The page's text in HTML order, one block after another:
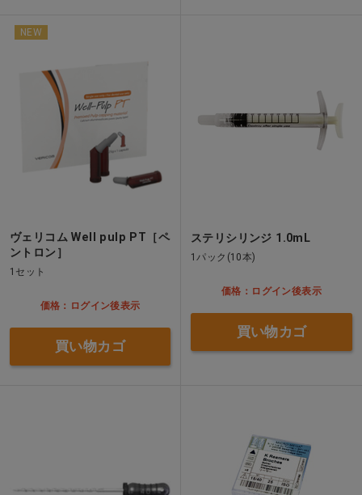
NEW
ヴェリコム Well pulp PT［ペ
ントロン］
1セット
価格：ログイン後表示
買い物カゴ
ステリシリンジ 1.0mL
1パック(10本)
価格：ログイン後表示
買い物カゴ